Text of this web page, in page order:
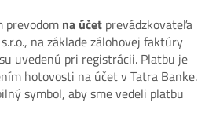
prevodom na účet prevádzkovateľa
na základe zálohovej faktúry
uvedenú pri registrácii. Platbu je
hotovosti na účet v Tatra Banke.
symbol, aby sme vedeli platbu